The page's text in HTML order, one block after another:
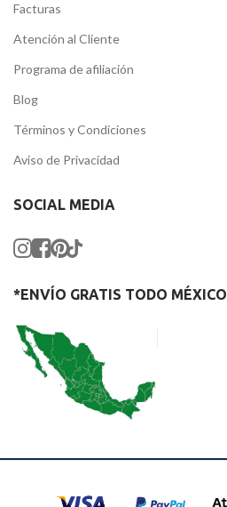
Facturas
Atención al Cliente
Programa de afiliación
Blog
Términos y Condiciones
Aviso de Privacidad
SOCIAL MEDIA
*ENVÍO GRATIS TODO MÉXICO